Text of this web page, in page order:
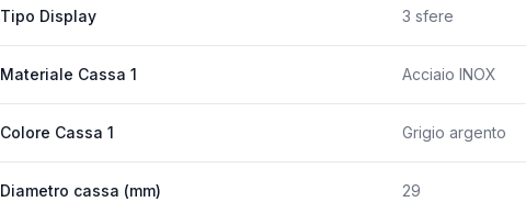
Tipo Display 3 sfere
Materiale Cassa 1 Acciaio INOX
Colore Cassa 1 Grigio argento
Diametro cassa (mm) 29